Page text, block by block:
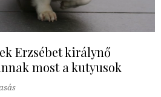
Erzsébet királynő
most a kutyusok